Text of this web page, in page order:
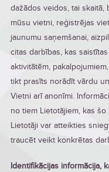
dažādos veidos, tai
mūsu vietni, reģistrējas
jaunumu saņemšanai,
citas darbības, kas
aktivitātēm,
tikt prasīts norādīt vārdu
Vietni arī anonīmi.
no tiem Lietotājiem, kas
Lietotāji var atteikties
traucēt veikt konkrētas
Identifikācijas informācija,